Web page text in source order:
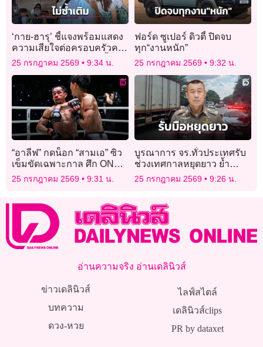
‘กาย-ฮารุ’ ชี้แจงพร้อมแสดง
ความเสียใจต่อครอบครัวคน
ขับกระบะ ยันไร้เจตนาซ้ำ
เติม-ประจาน
25 กรกฎาคม 2569 9:34 น.
ฟอร์ด ซูเปอร์ ดิวตี้ ปิดจบ
ทุก“งานหนัก”
25 กรกฎาคม 2569 9:32 น.
“อาลีฟ” กดน็อก “สามเอ” ซิว
เข็มขัดเฉพาะกาล ศึก ONE
ลุมพินี 163 & The Inner
Circle 23
25 กรกฎาคม 2569 9:31 น.
บูรณาการ จร.ทั่วประเทศรับ
ช่วงเทศกาลหยุดยาว ย้ำ
‘เมา-ง่วง-เพลีย ไม่ขับ’
25 กรกฎาคม 2569 9:26 น.
อ่านความจริง อ่านเดลินิวส์
ข่าวเดลินิวส์
บทความ
ดวง-หวย
ไลฟ์สไตล์
เดลินิวส์clips
PR by dataxet